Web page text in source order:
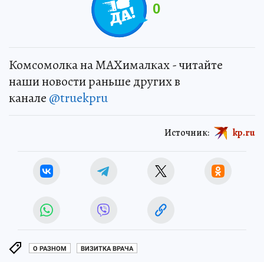
0
Комсомолка на MAXималках - читайте
наши новости раньше других в
канале @truekpru
Источник: kp.ru
О РАЗНОМ ВИЗИТКА ВРАЧА